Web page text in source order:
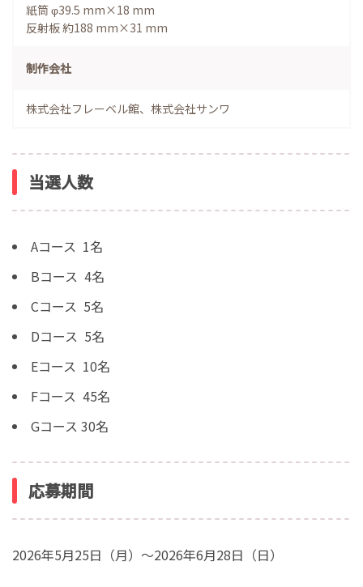
紙筒 φ39.5 mm×18 mm
反射板 約188 mm×31 mm
制作会社
株式会社フレーベル館、株式会社サンワ
当選人数
Aコース 1名
Bコース 4名
Cコース 5名
Dコース 5名
Eコース 10名
Fコース 45名
Gコース 30名
応募期間
2026年5月25日（月）～2026年6月28日（日）